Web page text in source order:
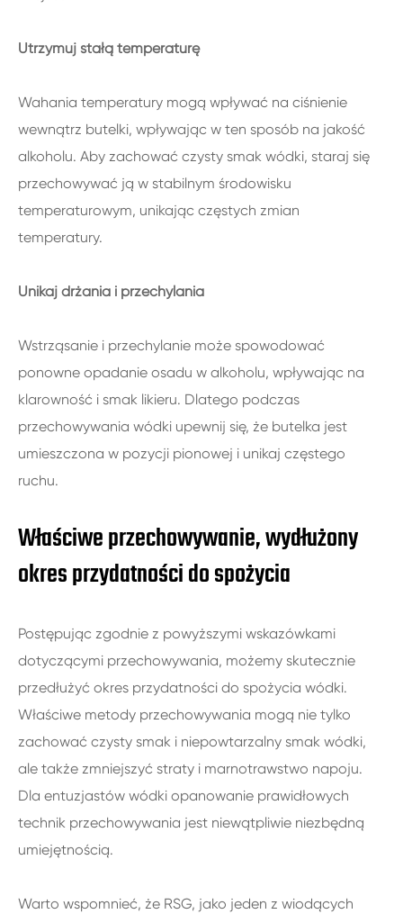
Utrzymuj stałą temperaturę
Wahania temperatury mogą wpływać na ciśnienie
wewnątrz butelki, wpływając w ten sposób na jakość
alkoholu. Aby zachować czysty smak wódki, staraj się
przechowywać ją w stabilnym środowisku
temperaturowym, unikając częstych zmian
temperatury.
Unikaj drżania i przechylania
Wstrząsanie i przechylanie może spowodować
ponowne opadanie osadu w alkoholu, wpływając na
klarowność i smak likieru. Dlatego podczas
przechowywania wódki upewnij się, że butelka jest
umieszczona w pozycji pionowej i unikaj częstego
ruchu.
Właściwe przechowywanie, wydłużony
okres przydatności do spożycia
Postępując zgodnie z powyższymi wskazówkami
dotyczącymi przechowywania, możemy skutecznie
przedłużyć okres przydatności do spożycia wódki.
Właściwe metody przechowywania mogą nie tylko
zachować czysty smak i niepowtarzalny smak wódki,
ale także zmniejszyć straty i marnotrawstwo napoju.
Dla entuzjastów wódki opanowanie prawidłowych
technik przechowywania jest niewątpliwie niezbędną
umiejętnością.
Warto wspomnieć, że RSG, jako jeden z wiodących